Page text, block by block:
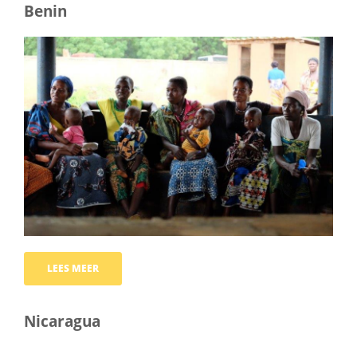
Benin
LEES MEER
Nicaragua